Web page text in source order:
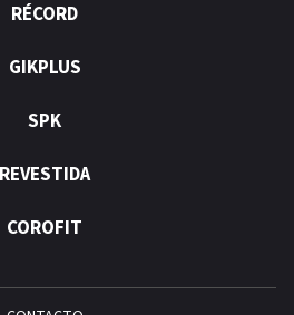
RÉCORD
GIKPLUS
SPK
REVESTIDA
COROFIT